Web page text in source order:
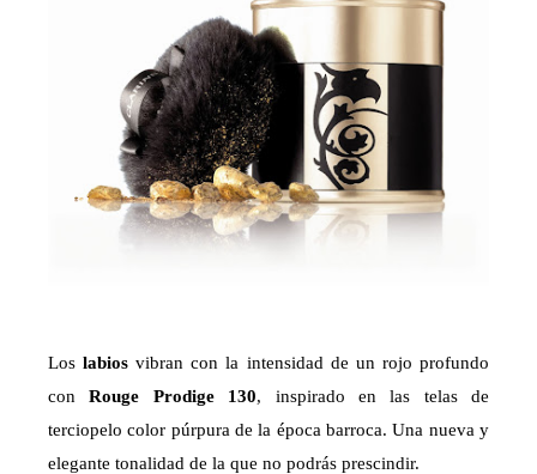
Loslabios vibran con la intensidad de un rojo profundo
conRouge Prodige 130, inspirado en las telas de
terciopelo color púrpura de la época barroca. Una nueva y
elegante tonalidad de la que no podrás prescindir.